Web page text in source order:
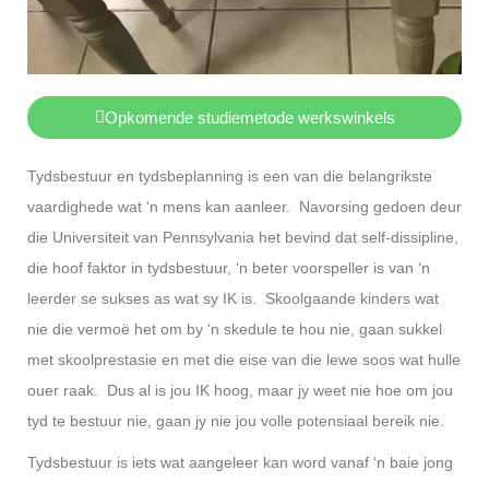
Opkomende studiemetode werkswinkels
Tydsbestuur en tydsbeplanning is een van die belangrikste
vaardighede wat ‘n mens kan aanleer. Navorsing gedoen deur
die Universiteit van Pennsylvania het bevind dat self-dissipline,
die hoof faktor in tydsbestuur, ‘n beter voorspeller is van ‘n
leerder se sukses as wat sy IK is. Skoolgaande kinders wat
nie die vermoë het om by ‘n skedule te hou nie, gaan sukkel
met skoolprestasie en met die eise van die lewe soos wat hulle
ouer raak. Dus al is jou IK hoog, maar jy weet nie hoe om jou
tyd te bestuur nie, gaan jy nie jou volle potensiaal bereik nie.
Tydsbestuur is iets wat aangeleer kan word vanaf ‘n baie jong